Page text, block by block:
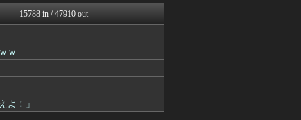
カンダタ速報
修羅場ハザード -復讐・D...
漫画まとめ速報
日本第一！ニュース録
ぶる速-VIP
わんこーる速報！
バズッター速報
15788 in / 47910 out
…
ｗ
よ！」